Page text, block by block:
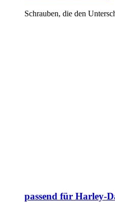
Schrauben, die den
passend für Harley-